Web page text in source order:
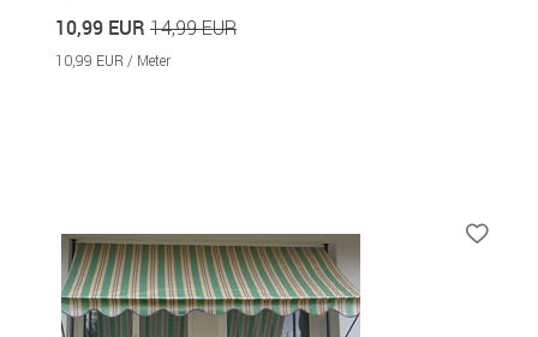
10,99 EUR 14,99 EUR
10,99 EUR / Meter